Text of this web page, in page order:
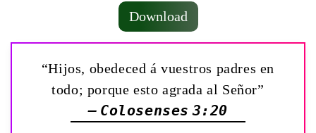
Download
“Hijos, obedeced á vuestros padres en
todo; porque esto agrada al Señor”
— Colosenses 3:20